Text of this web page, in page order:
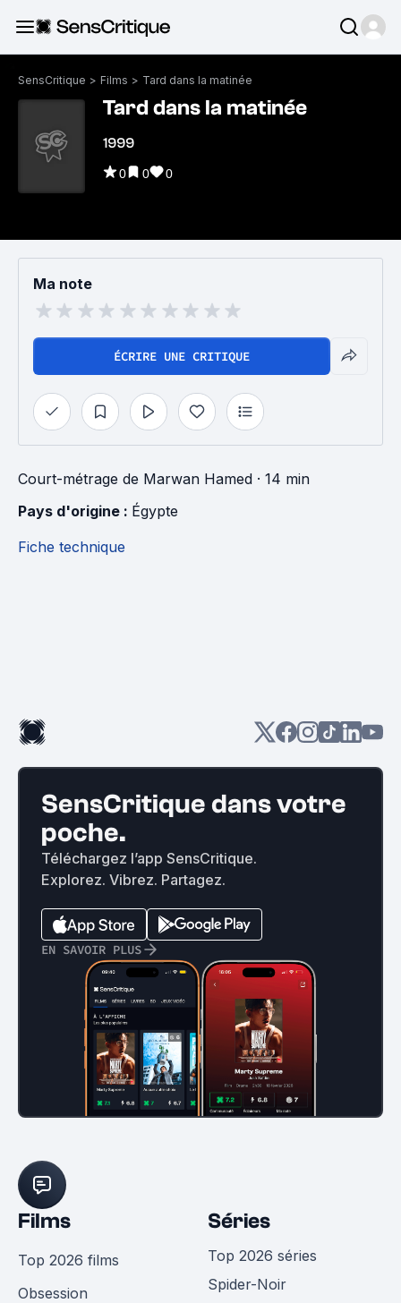
SensCritique > Films > Tard dans la matinée
Tard dans la matinée
1999
0 0 0
Ma note
ÉCRIRE UNE CRITIQUE
Court-métrage de Marwan Hamed · 14 min
Pays d'origine : Égypte
Fiche technique
SensCritique dans votre
poche.
Téléchargez l’app SensCritique.
Explorez. Vibrez. Partagez.
EN SAVOIR PLUS
Films
Top 2026 films
Obsession
Séries
Top 2026 séries
Spider-Noir